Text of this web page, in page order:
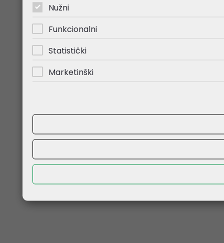
Nužni
Funkcionalni
Statistički
Marketinški